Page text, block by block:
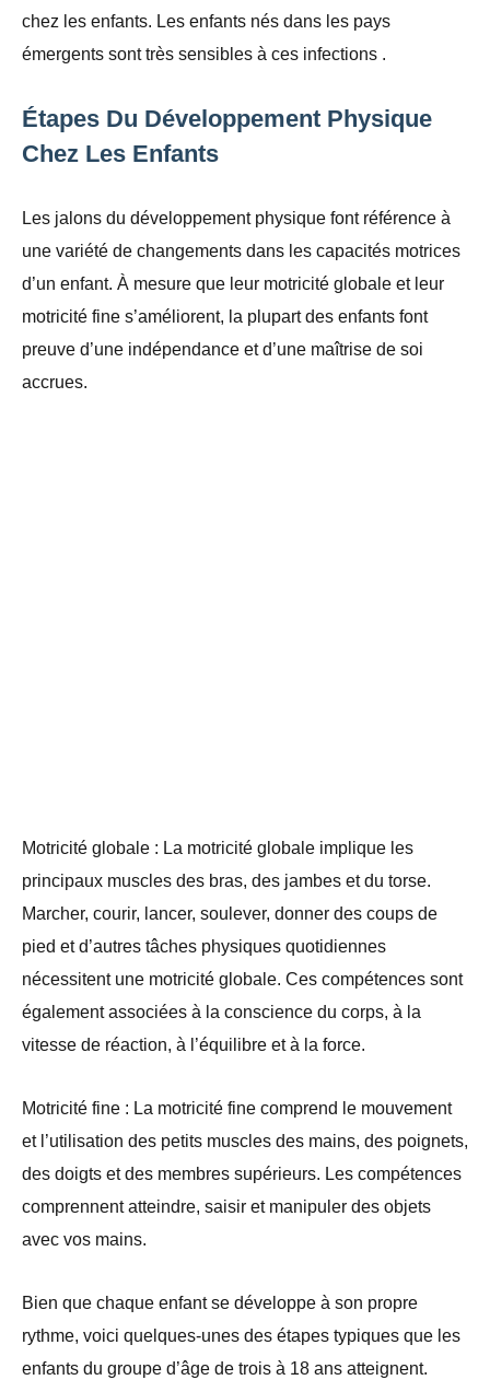
chez les enfants. Les enfants nés dans les pays
émergents sont très sensibles à ces infections .
Étapes Du Développement Physique
Chez Les Enfants
Les jalons du développement physique font référence à
une variété de changements dans les capacités motrices
d’un enfant. À mesure que leur motricité globale et leur
motricité fine s’améliorent, la plupart des enfants font
preuve d’une indépendance et d’une maîtrise de soi
accrues.
Motricité globale : La motricité globale implique les
principaux muscles des bras, des jambes et du torse.
Marcher, courir, lancer, soulever, donner des coups de
pied et d’autres tâches physiques quotidiennes
nécessitent une motricité globale. Ces compétences sont
également associées à la conscience du corps, à la
vitesse de réaction, à l’équilibre et à la force.
Motricité fine : La motricité fine comprend le mouvement
et l’utilisation des petits muscles des mains, des poignets,
des doigts et des membres supérieurs. Les compétences
comprennent atteindre, saisir et manipuler des objets
avec vos mains.
Bien que chaque enfant se développe à son propre
rythme, voici quelques-unes des étapes typiques que les
enfants du groupe d’âge de trois à 18 ans atteignent.